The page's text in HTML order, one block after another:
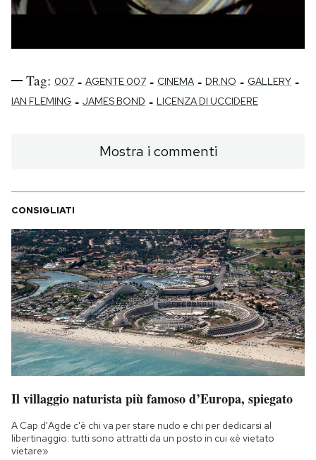
Tag: 007 - AGENTE 007 - CINEMA - DR.NO - GALLERY -
IAN FLEMING - JAMES BOND - LICENZA DI UCCIDERE
Mostra i commenti
CONSIGLIATI
Il villaggio naturista più famoso d’Europa, spiegato
A Cap d'Agde c'è chi va per stare nudo e chi per dedicarsi al
libertinaggio: tutti sono attratti da un posto in cui «è vietato
vietare»